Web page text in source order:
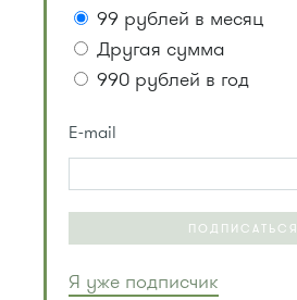
99 рублей в месяц
Другая сумма
990 рублей в год
E-mail
ПОДПИСАТЬСЯ
Я уже подписчик